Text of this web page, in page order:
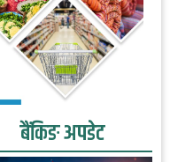
बैंकिङ अपडेट